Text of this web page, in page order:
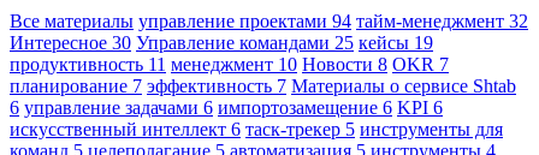
Все материалы управление проектами 94 тайм-менеджмент 32
Интересное 30 Управление командами 25 кейсы 19
продуктивность 11 менеджмент 10 Новости 8 OKR 7
планирование 7 эффективность 7 Материалы о сервисе Shtab
6 управление задачами 6 импортозамещение 6 KPI 6
искусственный интеллект 6 таск-трекер 5 инструменты для
команд 5 целеполагание 5 автоматизация 5 инструменты 4